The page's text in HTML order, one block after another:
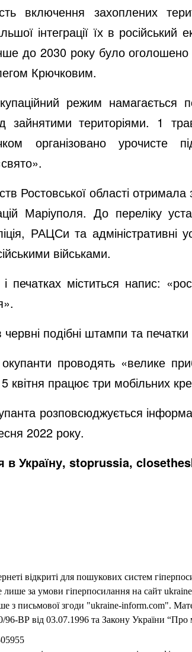
включення захоплених
інтеграції їх в російський
до 2030 року було
Крючковим.
режим намагається
зайнятими територіями. 1
організовано
Ростовської області
Маріуполя. До переліку
РАЦСи та
військами.
міститься напис:
подібні штампи та
проводять «велике
квітня працює три мобільних
розповсюджується
2022 року.
в Україну, stoprussia,
відкриті для пошукових систем
за умови гіперпосилання на сайт
письмової згоди "ukraine-inform.com".
ВР від 03.07.1996 та Закону України “Про